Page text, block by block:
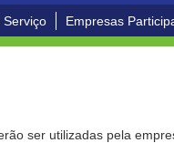
Serviço Empresas
ser utilizadas pela